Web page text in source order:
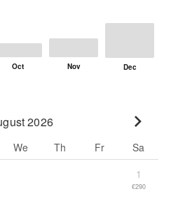
2026
We Th Fr
Sa
1
€290